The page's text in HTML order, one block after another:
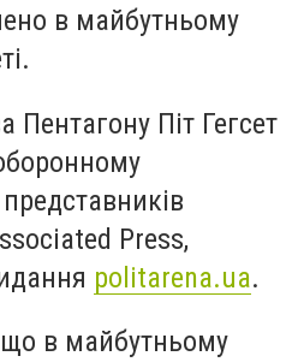
в майбутньому
Пентагону Піт Гегсет
Press,
politarena.ua.
в майбутньому